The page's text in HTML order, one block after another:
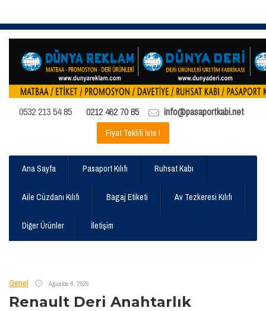
0532 213 54 85 0212 462 70 85 info@pasaportkabi.net
Fiyat Teklifi İste !
Ana Sayfa Pasaport Kılıfı Ruhsat Kabı
Aile Cüzdanı Kılıfı Bagaj Etiketi Av Tezkeresi Kılıfı
Diğer Ürünler İletişim
Genel Ağustos 6, 2026
Renault Deri Anahtarlık